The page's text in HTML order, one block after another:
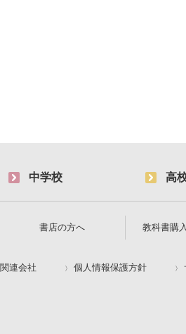
中学校 高
書店の方へ 教科書購
関連会社 個人情報保護方針